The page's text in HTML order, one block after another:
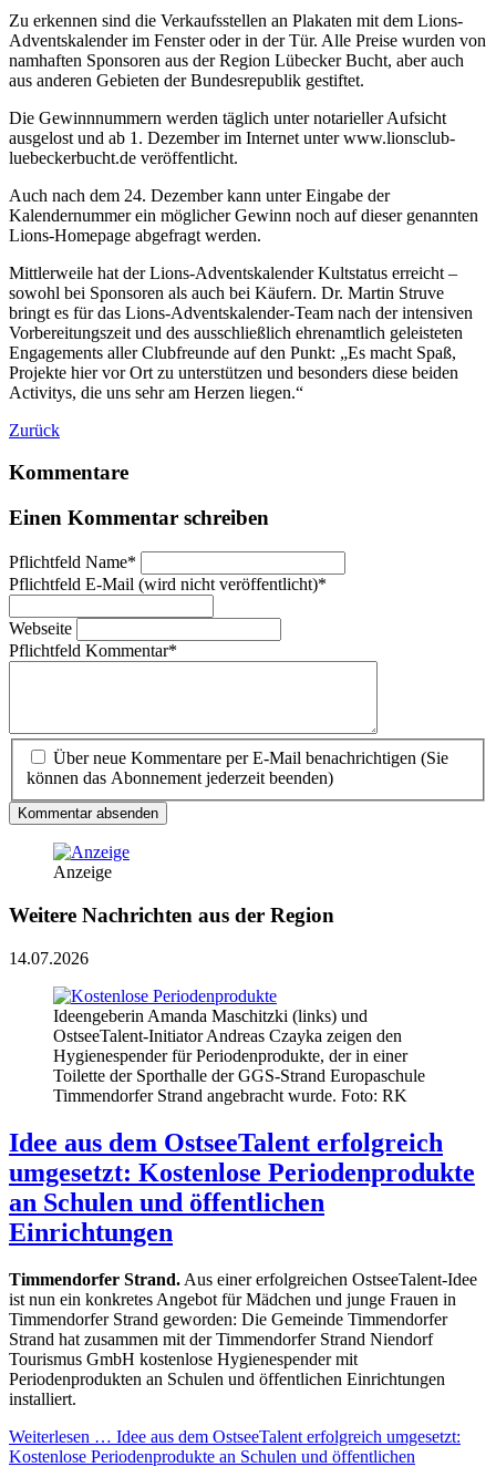
Zu erkennen sind die Verkaufsstellen an Plakaten mit dem Lions-
Adventskalender im Fenster oder in der Tür. Alle Preise wurden von
namhaften Sponsoren aus der Region Lübecker Bucht, aber auch
aus anderen Gebieten der Bundesrepublik gestiftet.
Die Gewinnnummern werden täglich unter notarieller Aufsicht
ausgelost und ab 1. Dezember im Internet unter www.lionsclub-
luebeckerbucht.de veröffentlicht.
Auch nach dem 24. Dezember kann unter Eingabe der
Kalendernummer ein möglicher Gewinn noch auf dieser genannten
Lions-Homepage abgefragt werden.
Mittlerweile hat der Lions-Adventskalender Kultstatus erreicht –
sowohl bei Sponsoren als auch bei Käufern. Dr. Martin Struve
bringt es für das Lions-Adventskalender-Team nach der intensiven
Vorbereitungszeit und des ausschließlich ehrenamtlich geleisteten
Engagements aller Clubfreunde auf den Punkt: „Es macht Spaß,
Projekte hier vor Ort zu unterstützen und besonders diese beiden
Activitys, die uns sehr am Herzen liegen.“
Zurück
Kommentare
Einen Kommentar schreiben
Pflichtfeld Name*
Pflichtfeld E-Mail (wird nicht veröffentlicht)*
Webseite
Pflichtfeld Kommentar*
Über neue Kommentare per E-Mail benachrichtigen (Sie
können das Abonnement jederzeit beenden)
Kommentar absenden
Anzeige
Weitere Nachrichten aus der Region
14.07.2026
Ideengeberin Amanda Maschitzki (links) und
OstseeTalent-Initiator Andreas Czayka zeigen den
Hygienespender für Periodenprodukte, der in einer
Toilette der Sporthalle der GGS-Strand Europaschule
Timmendorfer Strand angebracht wurde. Foto: RK
Idee aus dem OstseeTalent erfolgreich
umgesetzt: Kostenlose Periodenprodukte
an Schulen und öffentlichen
Einrichtungen
Timmendorfer Strand. Aus einer erfolgreichen OstseeTalent-Idee
ist nun ein konkretes Angebot für Mädchen und junge Frauen in
Timmendorfer Strand geworden: Die Gemeinde Timmendorfer
Strand hat zusammen mit der Timmendorfer Strand Niendorf
Tourismus GmbH kostenlose Hygienespender mit
Periodenprodukten an Schulen und öffentlichen Einrichtungen
installiert.
Weiterlesen … Idee aus dem OstseeTalent erfolgreich umgesetzt:
Kostenlose Periodenprodukte an Schulen und öffentlichen